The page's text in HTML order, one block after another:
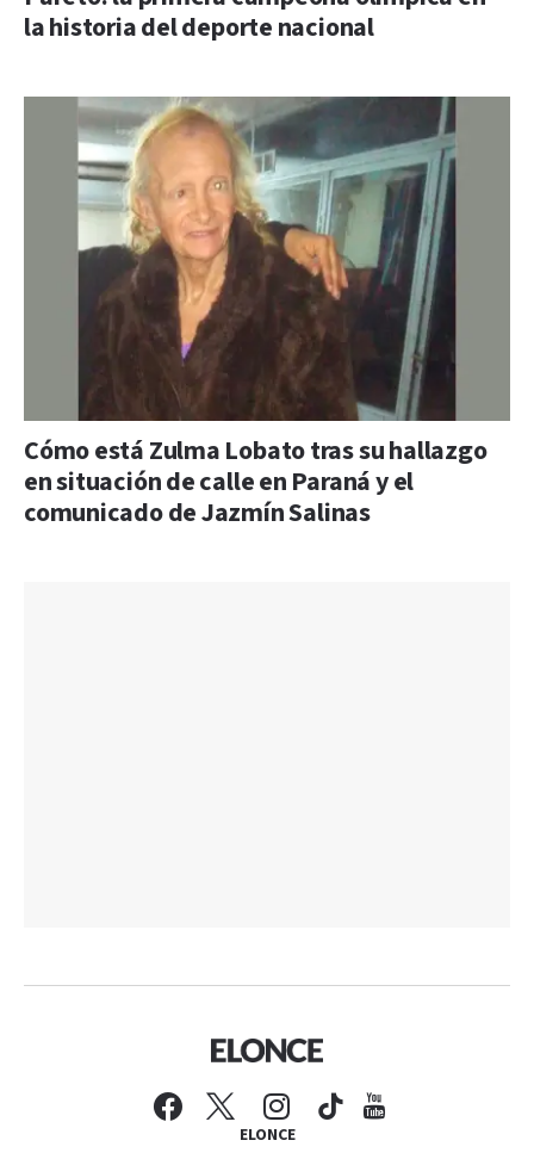
la historia del deporte nacional
Cómo está Zulma Lobato tras su hallazgo
en situación de calle en Paraná y el
comunicado de Jazmín Salinas
ELONCE